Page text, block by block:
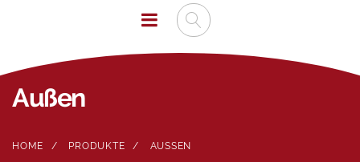
Außen
HOME PRODUKTE AUSSEN